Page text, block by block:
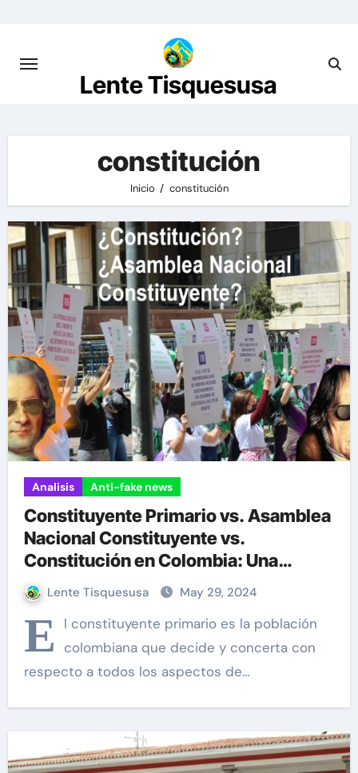
contenido
Lente Tisquesusa
constitución
Inicio constitución
Analisis Anti-fake news
Constituyente Primario vs. Asamblea
Nacional Constituyente vs.
Constitución en Colombia: Una
Aclaración Necesaria
Lente Tisquesusa May 29, 2024
E
l constituyente primario es la población
colombiana que decide y concerta con
respecto a todos los aspectos de…